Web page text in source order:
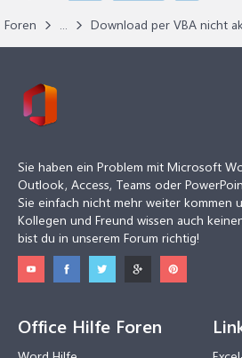
Foren ... Download per VBA nicht
Sie haben ein Problem mit Microsoft
Outlook, Access, Teams oder
Sie einfach nicht mehr weiter kommen
Kollegen und Freund wissen auch
bist du in unserem Forum richtig!
Office Hilfe Foren